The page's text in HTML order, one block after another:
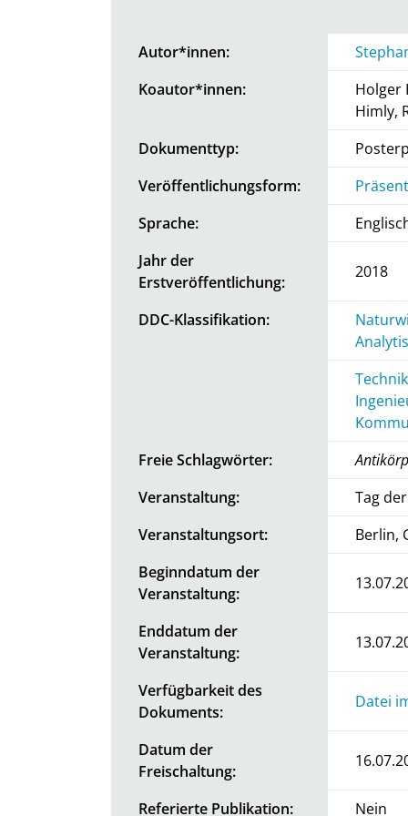
Autor*innen:
Koautor*innen:
Holger
Himly,
Dokumenttyp:
Veröffentlichungsform:
Sprache:
Jahr der
Erstveröffentlichung:
2018
DDC-Klassifikation:
Freie Schlagwörter:
Veranstaltung:
Tag
Veranstaltungsort:
Berlin,
Beginndatum der
Veranstaltung:
Enddatum der
Veranstaltung:
Verfügbarkeit des
Dokuments:
Datei
Datum der
Freischaltung:
Referierte Publikation: Nein